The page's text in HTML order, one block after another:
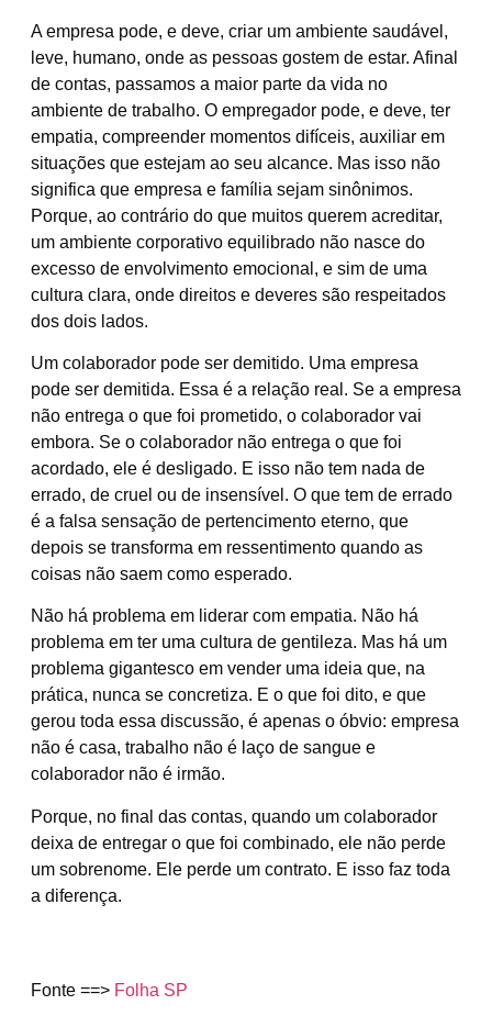
A empresa pode, e deve, criar um ambiente saudável,
leve, humano, onde as pessoas gostem de estar. Afinal
de contas, passamos a maior parte da vida no
ambiente de trabalho. O empregador pode, e deve, ter
empatia, compreender momentos difíceis, auxiliar em
situações que estejam ao seu alcance. Mas isso não
significa que empresa e família sejam sinônimos.
Porque, ao contrário do que muitos querem acreditar,
um ambiente corporativo equilibrado não nasce do
excesso de envolvimento emocional, e sim de uma
cultura clara, onde direitos e deveres são respeitados
dos dois lados.
Um colaborador pode ser demitido. Uma empresa
pode ser demitida. Essa é a relação real. Se a empresa
não entrega o que foi prometido, o colaborador vai
embora. Se o colaborador não entrega o que foi
acordado, ele é desligado. E isso não tem nada de
errado, de cruel ou de insensível. O que tem de errado
é a falsa sensação de pertencimento eterno, que
depois se transforma em ressentimento quando as
coisas não saem como esperado.
Não há problema em liderar com empatia. Não há
problema em ter uma cultura de gentileza. Mas há um
problema gigantesco em vender uma ideia que, na
prática, nunca se concretiza. E o que foi dito, e que
gerou toda essa discussão, é apenas o óbvio: empresa
não é casa, trabalho não é laço de sangue e
colaborador não é irmão.
Porque, no final das contas, quando um colaborador
deixa de entregar o que foi combinado, ele não perde
um sobrenome. Ele perde um contrato. E isso faz toda
a diferença.
Fonte ==> Folha SP